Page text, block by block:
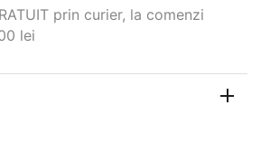
prin curier, la comenzi
lei